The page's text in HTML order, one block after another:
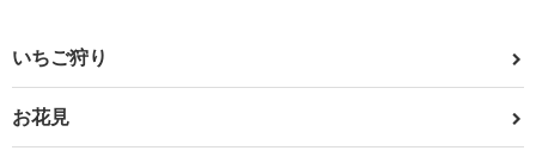
いちご狩り
お花見